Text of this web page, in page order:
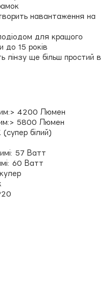
навантаження на
для кращого
до 15 років
лінзу ще більш простий в
4200 Люмен
5800 Люмен
білий)
57 Ватт
60 Ватт